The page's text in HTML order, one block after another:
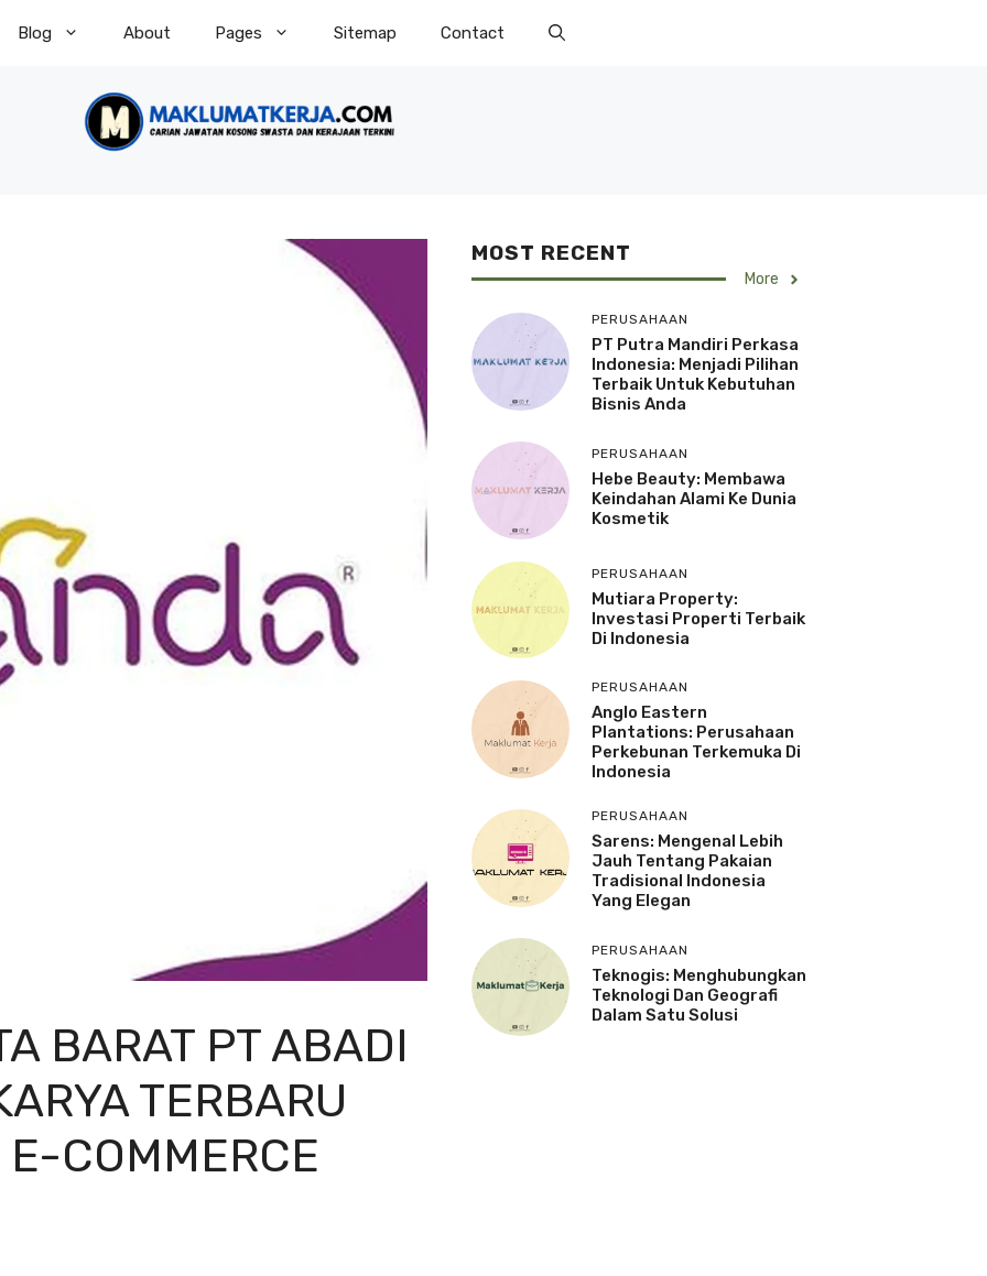
Blog About Pages Sitemap Contact
BARAT PT ABADI
TERBARU
COMMERCE
MOST RECENT
More
PERUSAHAAN
PT Putra Mandiri Perkasa
Indonesia: Menjadi Pilihan
Terbaik Untuk Kebutuhan
Bisnis Anda
PERUSAHAAN
Hebe Beauty: Membawa
Keindahan Alami Ke Dunia
Kosmetik
PERUSAHAAN
Mutiara Property:
Investasi Properti Terbaik
Di Indonesia
PERUSAHAAN
Anglo Eastern
Plantations: Perusahaan
Perkebunan Terkemuka Di
Indonesia
PERUSAHAAN
Sarens: Mengenal Lebih
Jauh Tentang Pakaian
Tradisional Indonesia
Yang Elegan
PERUSAHAAN
Teknogis: Menghubungkan
Teknologi Dan Geografi
Dalam Satu Solusi